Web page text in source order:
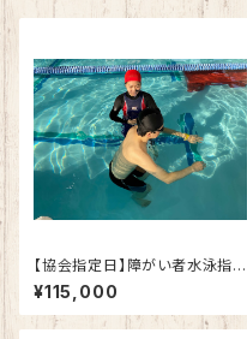
【協会指定日】障がい者水泳指
導員養成研修 初級・中級・上
級おまとめコース
¥115,000